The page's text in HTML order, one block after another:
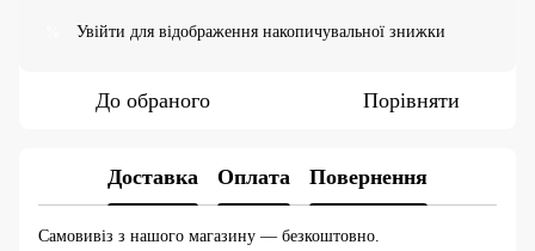
Увійти для відображення накопичувальної знижки
До обраного Порівняти
Доставка Оплата Повернення
Самовивіз з нашого магазину — безкоштовно.